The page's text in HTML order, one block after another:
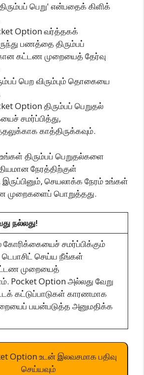
பெறு' என்பதைக் கிளிக்
Option வர்த்தகக்
பணத்தை திரும்பப்
கட்டண முறையைத் தேர்வு
பெற விரும்பும் தொகையை
Option திரும்பப் பெறுதல்
சமர்ப்பித்து,
காத்திருக்கவும்.
திரும்பப் பெறுதல்களை
நேரத்திற்குள்
இருப்பினும், செயலாக்க நேரம் உங்கள்
முறைகளைப் பொறுத்தது.
நல்லது!
கோரிக்கையைச் சமர்ப்பிக்கும்
செய்ய நீங்கள்
முறையைத்
Pocket Option அல்லது வேறு
கட்டுப்பாடுகள் காரணமாக
பயன்படுத்த அனுமதிக்க
Option உடன் இலவசமாக பதிவு
செய்யவும்